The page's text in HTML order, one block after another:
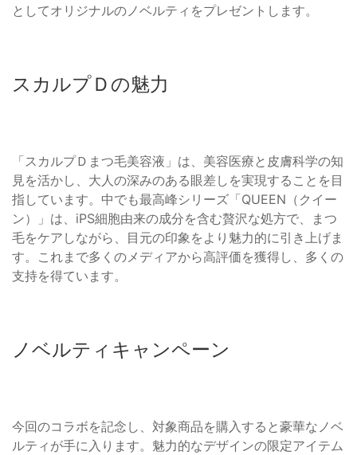
としてオリジナルのノベルティをプレゼントします。
スカルプＤの魅力
「スカルプＤまつ毛美容液」は、美容医療と皮膚科学の知
見を活かし、大人の深みのある眼差しを実現することを目
指しています。中でも最高峰シリーズ「QUEEN（クイー
ン）」は、iPS細胞由来の成分を含む贅沢な処方で、まつ
毛をケアしながら、目元の印象をより魅力的に引き上げま
す。これまで多くのメディアから高評価を獲得し、多くの
支持を得ています。
ノベルティキャンペーン
今回のコラボを記念し、対象商品を購入すると豪華なノベ
ルティが手に入ります。魅力的なデザインの限定アイテム